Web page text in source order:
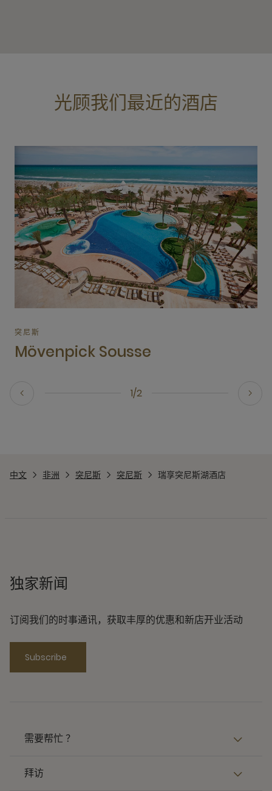
光顾我们最近的酒店
1/2
突尼斯
Mövenpick Sousse
中文 非洲 突尼斯 突尼斯 瑞享突尼斯湖酒店
独家新闻
订阅我们的时事通讯，获取丰厚的优惠和新店开业活动
Subscribe
需要帮忙 ？
拜访